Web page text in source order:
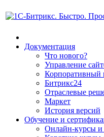
Документация
Что нового?
Управление
Корпоративный
Битрикс24
Отраслевые
Маркет
История версий
Обучение и
Онлайн-курсы и